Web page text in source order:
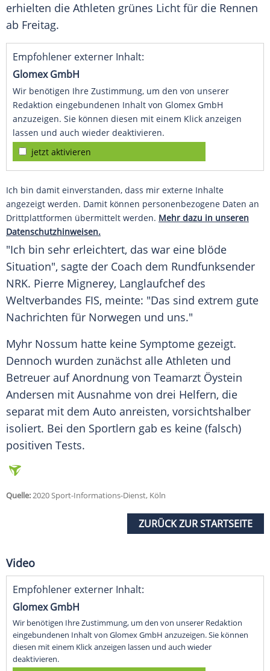
erhielten die Athleten grünes Licht für die Rennen
ab Freitag.
Empfohlener externer Inhalt:
Glomex GmbH
Wir benötigen Ihre Zustimmung, um den von unserer
Redaktion eingebundenen Inhalt von Glomex GmbH
anzuzeigen. Sie können diesen mit einem Klick anzeigen
lassen und auch wieder deaktivieren.
jetzt aktivieren
Ich bin damit einverstanden, dass mir externe Inhalte
angezeigt werden. Damit können personenbezogene Daten an
Drittplattformen übermittelt werden. Mehr dazu in unseren
Datenschutzhinweisen.
"Ich bin sehr erleichtert, das war eine blöde
Situation", sagte der Coach dem Rundfunksender
NRK. Pierre Mignerey, Langlaufchef des
Weltverbandes FIS, meinte: "Das sind extrem gute
Nachrichten für Norwegen und uns."
Myhr Nossum hatte keine Symptome gezeigt.
Dennoch wurden zunächst alle Athleten und
Betreuer auf Anordnung von Teamarzt Öystein
Andersen mit Ausnahme von drei Helfern, die
separat mit dem Auto anreisten, vorsichtshalber
isoliert. Bei den Sportlern gab es keine (falsch)
positiven Tests.
Quelle:2020 Sport-Informations-Dienst, Köln
ZURÜCK ZUR STARTSEITE
Video
Empfohlener externer Inhalt:
Glomex GmbH
Wir benötigen Ihre Zustimmung, um den von unserer Redaktion
eingebundenen Inhalt von Glomex GmbH anzuzeigen. Sie können
diesen mit einem Klick anzeigen lassen und auch wieder
deaktivieren.